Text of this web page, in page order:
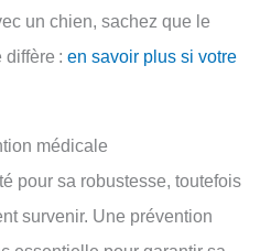
un chien, sachez que le
: en savoir plus si votre
médicale
pour sa robustesse, toutefois
survenir. Une prévention